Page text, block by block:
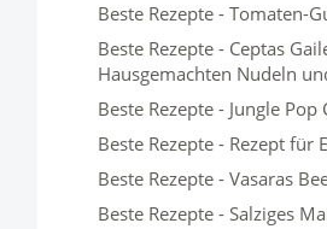
Beste Rezepte - Tomaten-
Beste Rezepte - Ceptas
Hausgemachten Nudeln
Beste Rezepte - Jungle Pop
Beste Rezepte - Rezept für
Beste Rezepte - Vasaras
Beste Rezepte - Salziges